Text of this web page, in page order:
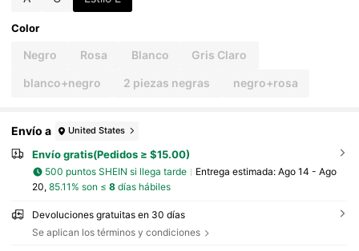
Color
Negro Rosa Blanco Gris Claro
blanco+negro 2 piezas negras negro+rosa
Envío a United States
Envío gratis(Pedidos ≥ $15.00)
500 puntos SHEIN si llega tarde Entrega estimada: Ago 14 - Ago
20, 85.11% son ≤ 8días hábiles
Devoluciones gratuitas en 30 días
Se aplican los términos y condiciones